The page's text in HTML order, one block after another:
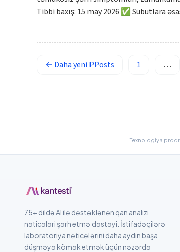
Tibbi baxış: 15 may 2026 ✅ Sübutlara
← Daha yeni PPosts 1 …
Texnologiya
75+ dildə AI ilə dəstəklənən qan analizi
nəticələri şərh etmə dəstəyi. İstifadəçilərə
laboratoriya nəticələrini daha aydın başa
düşməyə kömək etmək üçün nəzərdə
فارسی
Български
Dansk
Eesti
日本語
ქართული